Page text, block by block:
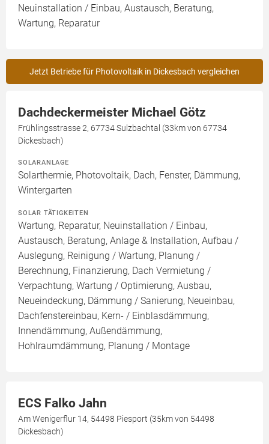
Neuinstallation / Einbau, Austausch, Beratung,
Wartung, Reparatur
Jetzt Betriebe für Photovoltaik in Dickesbach vergleichen
Dachdeckermeister Michael Götz
Frühlingsstrasse 2, 67734 Sulzbachtal (33km von 67734
Dickesbach)
SOLARANLAGE
Solarthermie, Photovoltaik, Dach, Fenster, Dämmung,
Wintergarten
SOLAR TÄTIGKEITEN
Wartung, Reparatur, Neuinstallation / Einbau,
Austausch, Beratung, Anlage & Installation, Aufbau /
Auslegung, Reinigung / Wartung, Planung /
Berechnung, Finanzierung, Dach Vermietung /
Verpachtung, Wartung / Optimierung, Ausbau,
Neueindeckung, Dämmung / Sanierung, Neueinbau,
Dachfenstereinbau, Kern- / Einblasdämmung,
Innendämmung, Außendämmung,
Hohlraumdämmung, Planung / Montage
ECS Falko Jahn
Am Wenigerflur 14, 54498 Piesport (35km von 54498
Dickesbach)